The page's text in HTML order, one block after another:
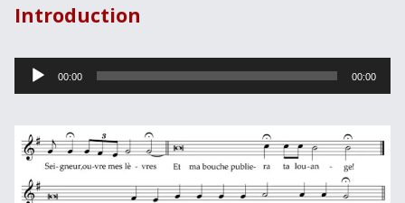
Introduction
Lecteur
audio
00:00 00:00